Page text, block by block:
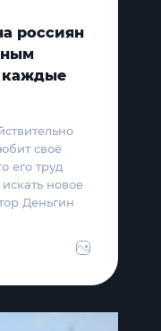
россиян
каждые
своё
его труд
новое
Деньгин